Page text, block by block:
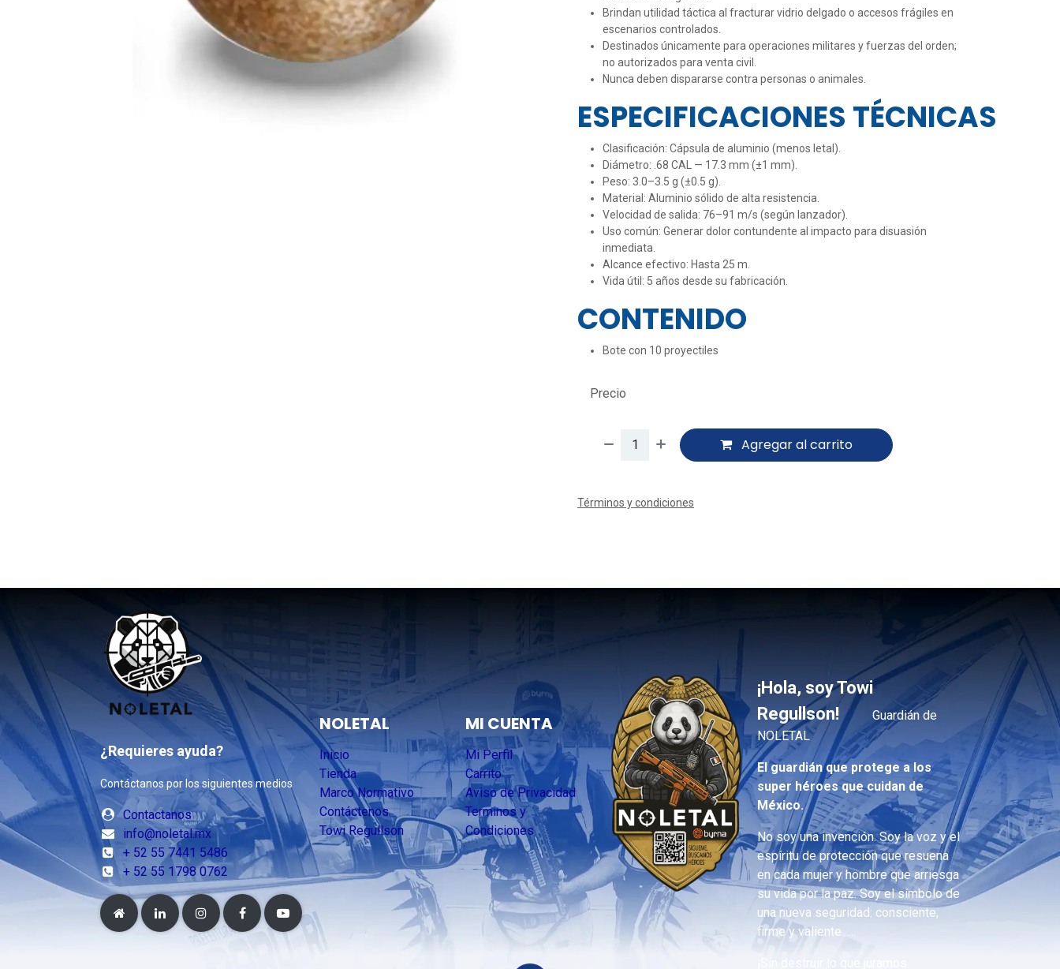
Brindan utilidad táctica al fracturar vidrio delgado o accesos frágiles en
escenarios controlados.
Destinados únicamente para operaciones militares y fuerzas del orden;
no autorizados para venta civil.
Nunca deben dispararse contra personas o animales.
ESPECIFICACIONES TÉCNICAS
Clasificación: Cápsula de aluminio (menos letal).
Diámetro: .68 CAL — 17.3 mm (±1 mm).
Peso: 3.0–3.5 g (±0.5 g).
Material: Aluminio sólido de alta resistencia.
Velocidad de salida: 76–91 m/s (según lanzador).
Uso común: Generar dolor contundente al impacto para disuasión
inmediata.
Alcance efectivo: Hasta 25 m.
Vida útil: 5 años desde su fabricación.
CONTENIDO
Bote con 10 proyectiles
Agregar al carrito
Precio
Términos y condiciones
¿Requieres ayuda?
Contáctanos por los siguientes medios
Contactanos
info@noletal.mx
+ 52 55 7441 5486
+ 52 55 1798 0762
MI CUENTA
Mi Perfil
Carrito
Aviso de Privacidad
Terminos y
Condiciones
NOLETAL
Inicio
Tienda
Marco Normativo
Contáctenos
Towi Regullson
¡Hola, soy Towi
Regullson!Guardián de
NOLETAL
El guardián que protege a los
super héroes que cuidan de
México.
No soy una invención. Soy la voz y el
espíritu de protección que resuena
en cada mujer y hombre que arriesga
su vida por la paz. Soy el símbolo de
una nueva seguridad: consciente,
firme y valiente......